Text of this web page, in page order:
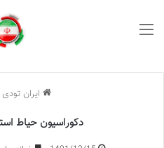
ایران تودی
دکوراسیون حیاط